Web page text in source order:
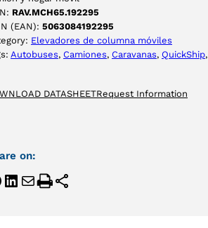
RAV.MCH65.192295
(EAN): 5063084192295
Elevadores de columna móviles
Autobuses, Camiones, Caravanas, QuickShip,
DATASHEETRequest Information
on: